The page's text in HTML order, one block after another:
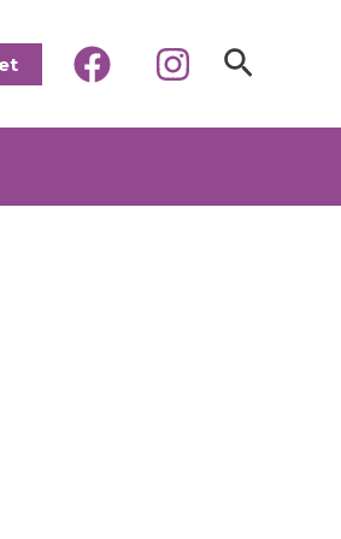
Buscar